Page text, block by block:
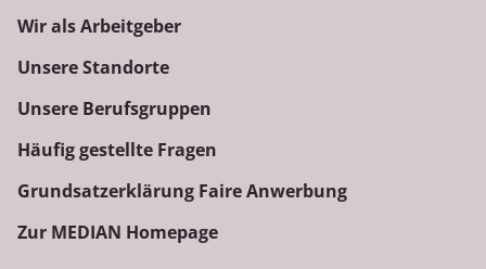
Wir als Arbeitgeber
Unsere Standorte
Unsere Berufsgruppen
Häufig gestellte Fragen
Grundsatzerklärung Faire Anwerbung
Zur MEDIAN Homepage